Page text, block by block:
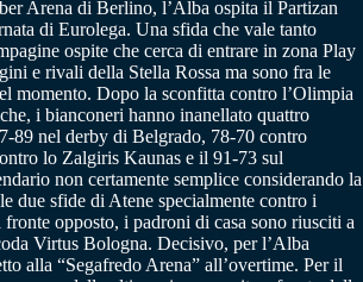
Arena di Berlino, l’Alba ospita il Partizan
di Eurolega. Una sfida che vale tanto
ospite che cerca di entrare in zona Play
e rivali della Stella Rossa ma sono fra le
momento. Dopo la sconfitta contro l’Olimpia
i bianconeri hanno inanellato quattro
89 nel derby di Belgrado, 78-70 contro
lo Zalgiris Kaunas e il 91-73 sul
non certamente semplice considerando la
due sfide di Atene specialmente contro i
opposto, i padroni di casa sono riusciti a
Virtus Bologna. Decisivo, per l’Alba
alla “Segafredo Arena” all’overtime. Per il